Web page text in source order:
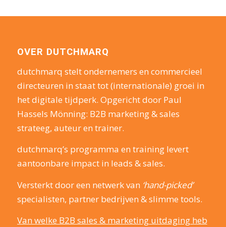
OVER DUTCHMARQ
dutchmarq stelt ondernemers en commercieel
directeuren in staat tot (internationale) groei in
het digitale tijdperk. Opgericht door Paul
Hassels Mönning: B2B marketing & sales
strateeg, auteur en trainer.
dutchmarq’s programma en training levert
aantoonbare impact in leads & sales.
Versterkt door een netwerk van ‘hand-picked’
specialisten, partner bedrijven & slimme tools.
Van welke B2B sales & marketing uitdaging heb